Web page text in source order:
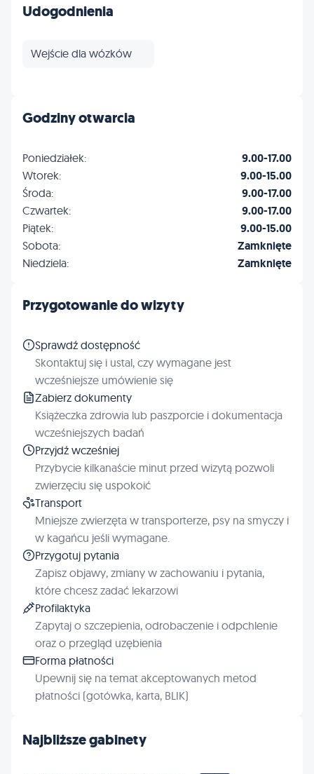
Udogodnienia
Wejście dla wózków
Najbliższe gabinety
Godziny otwarcia
Poniedziałek: 9.00-17.00
Wtorek: 9.00-15.00
Środa: 9.00-17.00
Czwartek: 9.00-17.00
Piątek: 9.00-15.00
Sobota: Zamknięte
Niedziela: Zamknięte
Przygotowanie do wizyty
Sprawdź dostępność
Skontaktuj się i ustal, czy wymagane jest
wcześniejsze umówienie się
Zabierz dokumenty
Książeczka zdrowia lub paszporcie i dokumentacja
wcześniejszych badań
Przyjdź wcześniej
Przybycie kilkanaście minut przed wizytą pozwoli
zwierzęciu się uspokoić
Transport
Mniejsze zwierzęta w transporterze, psy na smyczy i
w kagańcu jeśli wymagane.
Przygotuj pytania
Zapisz objawy, zmiany w zachowaniu i pytania,
które chcesz zadać lekarzowi
Profilaktyka
Zapytaj o szczepienia, odrobaczenie i odpchlenie
oraz o przegląd uzębienia
Forma płatności
Upewnij się na temat akceptowanych metod
płatności (gotówka, karta, BLIK)